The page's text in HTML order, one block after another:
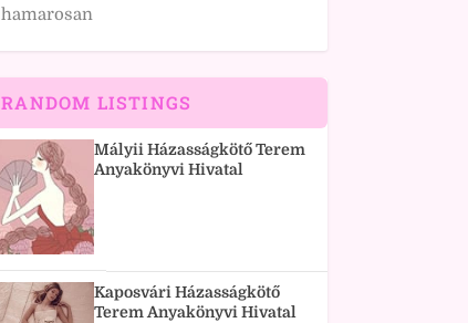
hamarosan
RANDOM LISTINGS
Mályii Házasságkötő Terem
Anyakönyvi Hivatal
Kaposvári Házasságkötő
Terem Anyakönyvi Hivatal